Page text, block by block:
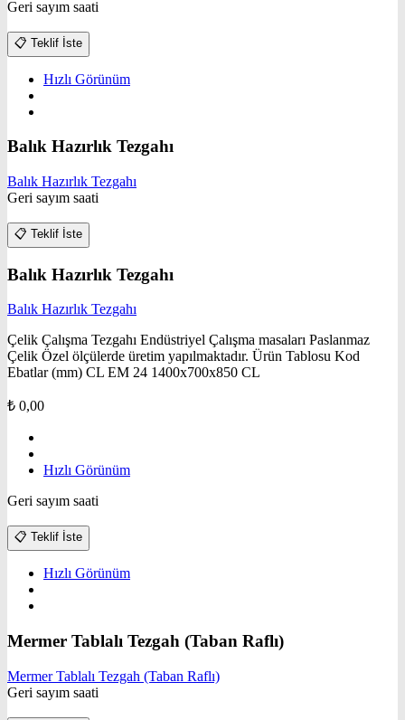
Geri sayım saati
📋 Teklif İste
Hızlı Görünüm
Balık Hazırlık Tezgahı
Balık Hazırlık Tezgahı
Geri sayım saati
📋 Teklif İste
Balık Hazırlık Tezgahı
Balık Hazırlık Tezgahı
Çelik Çalışma Tezgahı Endüstriyel Çalışma masaları Paslanmaz
Çelik Özel ölçülerde üretim yapılmaktadır. Ürün Tablosu Kod
Ebatlar (mm) CL EM 24 1400x700x850 CL
₺ 0,00
Hızlı Görünüm
Geri sayım saati
📋 Teklif İste
Hızlı Görünüm
Mermer Tablalı Tezgah (Taban Raflı)
Mermer Tablalı Tezgah (Taban Raflı)
Geri sayım saati